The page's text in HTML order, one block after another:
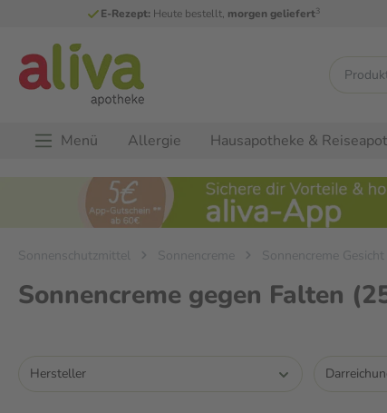
E-Rezept: Heute bestellt, morgen geliefert3
Menü Allergie Hausapotheke &
Sonnenschutzmittel Sonnencreme Sonnencreme Gesicht
Sonnencreme gegen Falten
Hersteller